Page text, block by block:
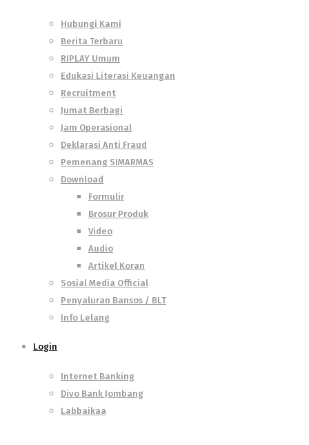
Hubungi Kami
Berita Terbaru
RIPLAY Umum
Edukasi Literasi Keuangan
Recruitment
Jumat Berbagi
Jam Operasional
Deklarasi Anti Fraud
Pemenang SIMARMAS
Download
Formulir
Brosur Produk
Video
Audio
Artikel Koran
Sosial Media Official
Penyaluran Bansos / BLT
Info Lelang
Login
Internet Banking
Divo Bank Jombang
Labbaikaa